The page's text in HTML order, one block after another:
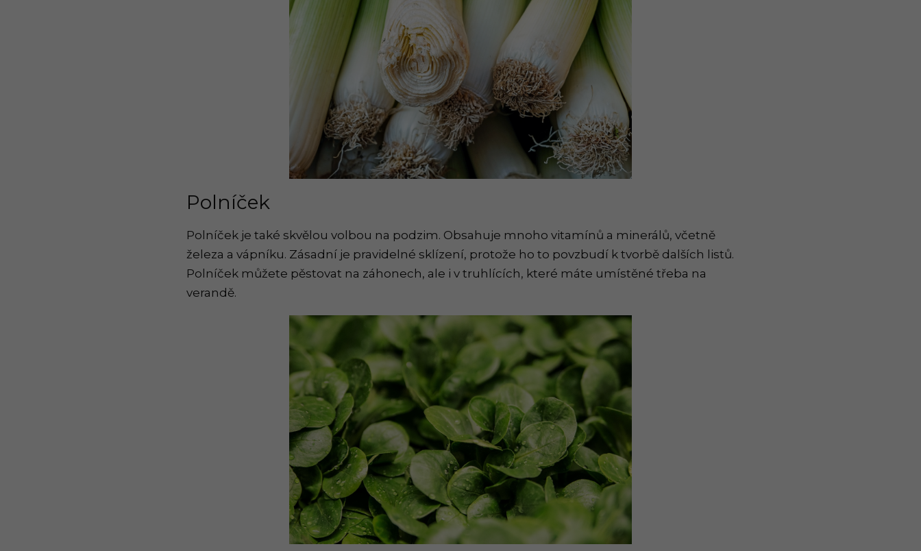
Polníček
Polníček je také skvělou volbou na podzim. Obsahuje mnoho vitamínů a minerálů, včetně
železa a vápníku. Zásadní je pravidelné sklízení, protože ho to povzbudí k tvorbě dalších listů.
Polníček můžete pěstovat na záhonech, ale i v truhlících, které máte umístěné třeba na
verandě.